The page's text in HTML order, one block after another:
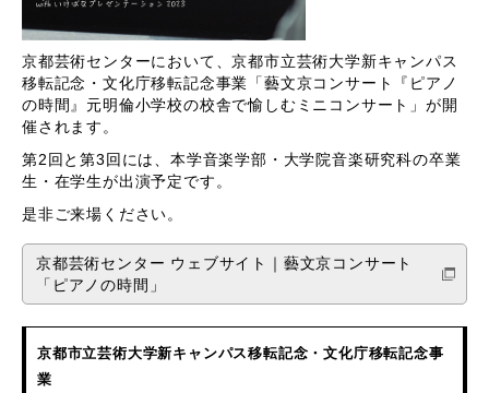
京都芸術センターにおいて、京都市立芸術大学新キャンパス
移転記念・文化庁移転記念事業「藝文京コンサート『ピアノ
の時間』元明倫小学校の校舎で愉しむミニコンサート」が開
催されます。
第2回と第3回には、本学音楽学部・大学院音楽研究科の卒業
生・在学生が出演予定です。
是非ご来場ください。
京都芸術センター ウェブサイト｜藝文京コンサート
「ピアノの時間」
京都市立芸術大学新キャンパス移転記念・文化庁移転記念事
業